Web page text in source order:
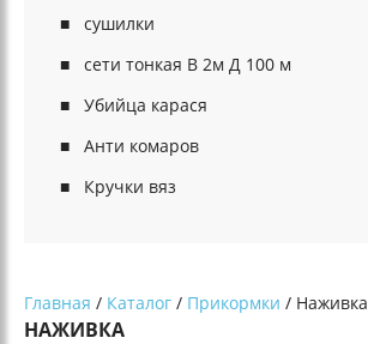
сушилки
сети тонкая В 2м Д 100 м
Убийца карася
Анти комаров
Кручки вяз
Главная / Каталог / Прикормки / Наживка
НАЖИВКА